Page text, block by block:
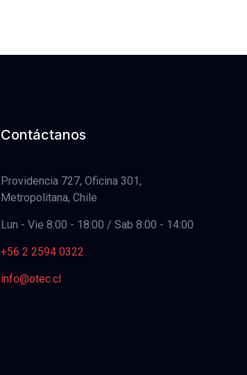
Contáctanos
Providencia 727, Oficina 301,
Metropolitana, Chile
Lun - Vie 8:00 - 18:00 / Sab 8:00 - 14:00
+56 2 2594 0322
info@otec.cl